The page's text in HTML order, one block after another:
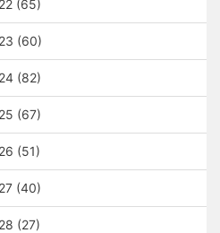
(65)
(60)
(82)
(67)
(51)
(40)
(27)